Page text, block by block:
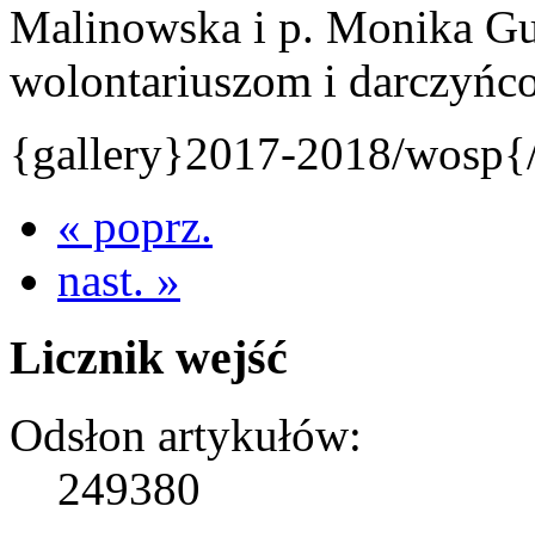
Malinowska i p. Monika
wolontariuszom i
{gallery}2017-2018/
« poprz.
nast. »
Licznik wejść
Odsłon artykułów:
249380